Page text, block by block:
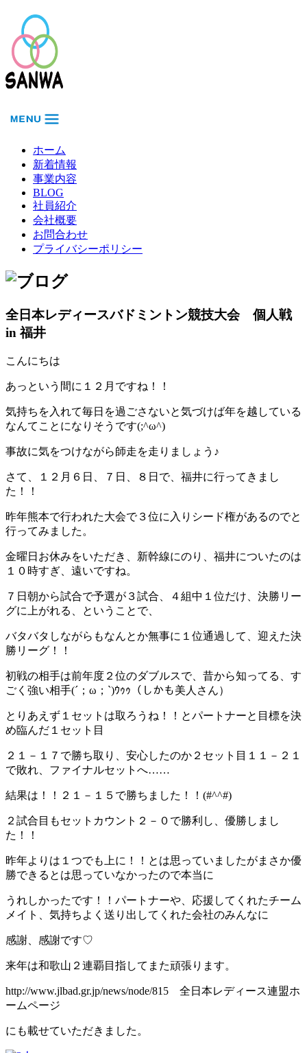
ホーム
新着情報
事業内容
BLOG
社員紹介
会社概要
お問合わせ
プライバシーポリシー
全日本レディースバドミントン競技大会 個人戦
in 福井
こんにちは
あっという間に１２月ですね！！
気持ちを入れて毎日を過ごさないと気づけば年を越している
なんてことになりそうです(;^ω^)
事故に気をつけながら師走を走りましょう♪
さて、１２月６日、７日、８日で、福井に行ってきまし
た！！
昨年熊本で行われた大会で３位に入りシード権があるのでと
行ってみました。
金曜日お休みをいただき、新幹線にのり、福井についたのは
１０時すぎ、遠いですね。
７日朝から試合で予選が３試合、４組中１位だけ、決勝リー
グに上がれる、ということで、
バタバタしながらもなんとか無事に１位通過して、迎えた決
勝リーグ！！
初戦の相手は前年度２位のダブルスで、昔から知ってる、す
ごく強い相手(´；ω；`)ｳｩｩ（しかも美人さん）
とりあえず１セットは取ろうね！！とパートナーと目標を決
め臨んだ１セット目
２１－１７で勝ち取り、安心したのか２セット目１１－２１
で敗れ、ファイナルセットへ……
結果は！！２１－１５で勝ちました！！(#^^#)
２試合目もセットカウント２－０で勝利し、優勝しまし
た！！
昨年よりは１つでも上に！！とは思っていましたがまさか優
勝できるとは思っていなかったので本当に
うれしかったです！！パートナーや、応援してくれたチーム
メイト、気持ちよく送り出してくれた会社のみんなに
感謝、感謝です♡
来年は和歌山２連覇目指してまた頑張ります。
http://www.jlbad.gr.jp/news/node/815 全日本レディース連盟ホ
ームページ
にも載せていただきました。